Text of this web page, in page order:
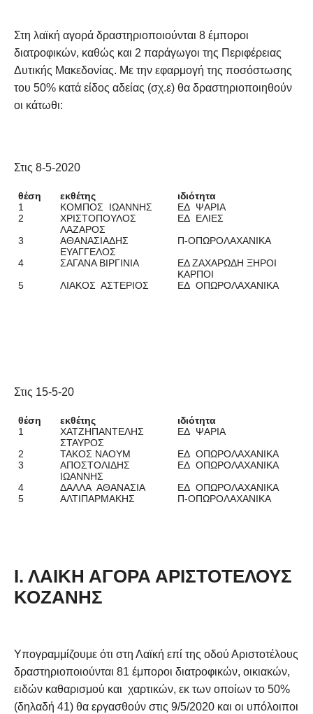
Στη λαϊκή αγορά δραστηριοποιούνται 8 έμποροι
διατροφικών, καθώς και 2 παράγωγοι της Περιφέρειας
Δυτικής Μακεδονίας. Με την εφαρμογή της ποσόστωσης
του 50% κατά είδος αδείας (σχ.ε) θα δραστηριοποιηθούν
οι κάτωθι:
Στις 8-5-2020
θέση εκθέτης
ιδιότητα
1
ΚΟΜΠΟΣ ΙΩΑΝΝΗΣ
ΕΔ ΨΑΡΙΑ
2
ΧΡΙΣΤΟΠΟΥΛΟΣ
ΛΑΖΑΡΟΣ
ΕΔ ΕΛΙΕΣ
3
ΑΘΑΝΑΣΙΑΔΗΣ
ΕΥΑΓΓΕΛΟΣ
Π-ΟΠΩΡΟΛΑΧΑΝΙΚΑ
4
ΣΑΓΑΝΑ ΒΙΡΓΙΝΙΑ
ΕΔ ΖΑΧΑΡΩΔΗ ΞΗΡΟΙ
ΚΑΡΠΟΙ
5
ΛΙΑΚΟΣ ΑΣΤΕΡΙΟΣ ΕΔ ΟΠΩΡΟΛΑΧΑΝΙΚΑ
Στις 15-5-20
θέση εκθέτης
ιδιότητα
1
ΧΑΤΖΗΠΑΝΤΕΛΗΣ
ΣΤΑΥΡΟΣ
ΕΔ ΨΑΡΙΑ
2
ΤΑΚΟΣ ΝΑΟΥΜ
ΕΔ ΟΠΩΡΟΛΑΧΑΝΙΚΑ
3
ΑΠΟΣΤΟΛΙΔΗΣ
ΙΩΑΝΝΗΣ
ΕΔ ΟΠΩΡΟΛΑΧΑΝΙΚΑ
4
ΔΑΛΛΑ ΑΘΑΝΑΣΙΑ
ΕΔ ΟΠΩΡΟΛΑΧΑΝΙΚΑ
5
ΑΛΤΙΠΑΡΜΑΚΗΣ Π-ΟΠΩΡΟΛΑΧΑΝΙΚΑ
Ι. ΛΑΙΚΗ ΑΓΟΡΑ ΑΡΙΣΤΟΤΕΛΟΥΣ
ΚΟΖΑΝΗΣ
Υπογραμμίζουμε ότι στη Λαϊκή επί της οδού Αριστοτέλους
δραστηριοποιούνται 81 έμποροι διατροφικών, οικιακών,
ειδών καθαρισμού και χαρτικών, εκ των οποίων το 50%
(δηλαδή 41) θα εργασθούν στις 9/5/2020 και οι υπόλοιποι